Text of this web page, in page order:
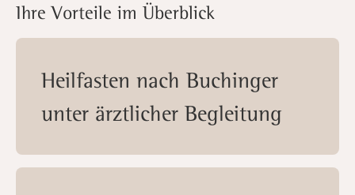
Ihre Vorteile im Überblick
Heilfasten nach Buchinger
unter ärztlicher Begleitung